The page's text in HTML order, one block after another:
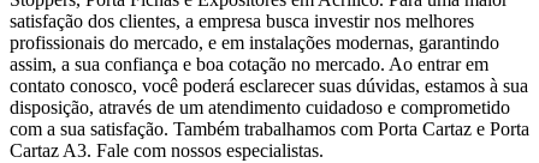
satisfação dos clientes, a empresa busca investir nos melhores
profissionais do mercado, e em instalações modernas, garantindo
assim, a sua confiança e boa cotação no mercado. Ao entrar em
contato conosco, você poderá esclarecer suas dúvidas, estamos à sua
disposição, através de um atendimento cuidadoso e comprometido
com a sua satisfação. Também trabalhamos com Porta Cartaz e Porta
Cartaz A3. Fale com nossos especialistas.